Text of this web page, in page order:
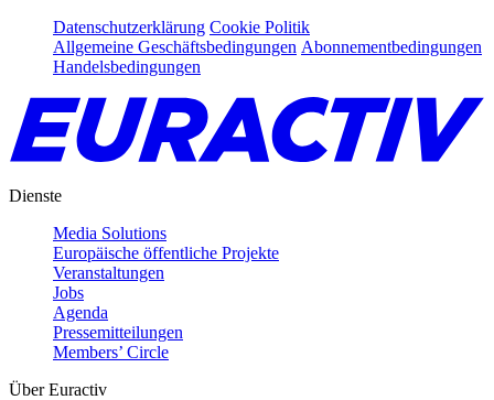
Datenschutzerklärung Cookie Politik
Allgemeine Geschäftsbedingungen Abonnementbedingungen
Handelsbedingungen
Dienste
Media Solutions
Europäische öffentliche Projekte
Veranstaltungen
Jobs
Agenda
Pressemitteilungen
Members’ Circle
Über Euractiv